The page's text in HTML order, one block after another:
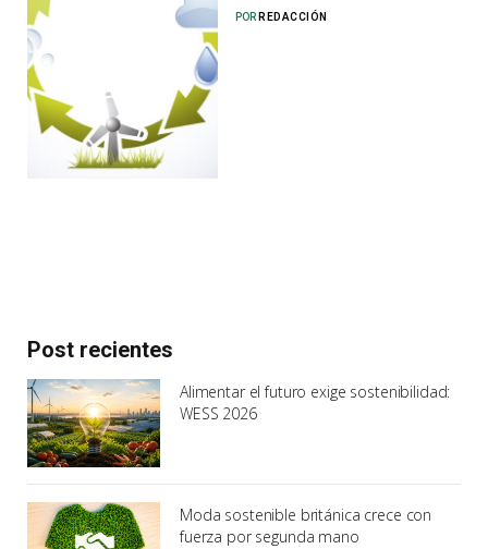
POR REDACCIÓN
Post recientes
Alimentar el futuro exige sostenibilidad:
WESS 2026
Moda sostenible británica crece con
fuerza por segunda mano